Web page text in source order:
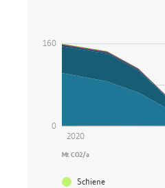
0
160
2020
Mt CO2/a
LKW
Sonstiger Transport
Schiene